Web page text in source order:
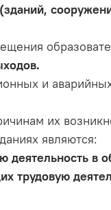
и
их
являются:
в
трудовую